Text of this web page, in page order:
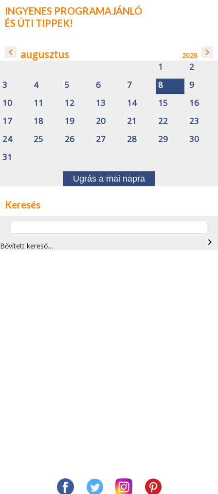
INGYENES PROGRAMAJÁNLÓ
ÉS ÚTI TIPPEK!
navigate_before augusztus 2026 navigate_next
1
2
3
4 5 6 7 8
9
10
11 12 13 14 15
16
17
18 19 20 21 22
23
24
25 26 27 28 29
30
31
Ugrás a mai napra
Keresés
Bővített kereső… navigate_next